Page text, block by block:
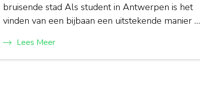
bruisende stad Als student in Antwerpen is het
vinden van een bijbaan een uitstekende manier …
Lees Meer